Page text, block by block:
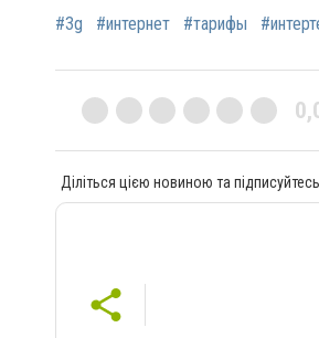
#3g #интернет #тарифы
Діліться цією новиною та